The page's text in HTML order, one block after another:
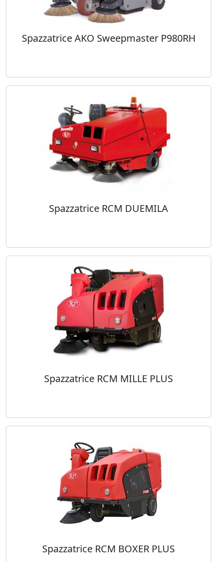
Spazzatrice AKO Sweepmaster P980RH
Spazzatrice RCM DUEMILA
Spazzatrice RCM MILLE PLUS
Spazzatrice RCM BOXER PLUS